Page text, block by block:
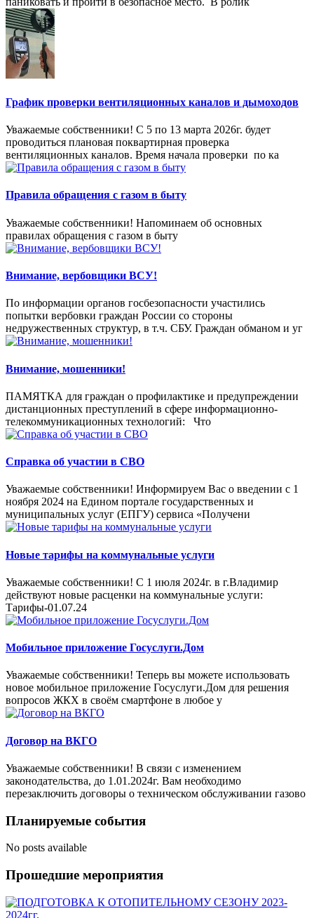
График проверки вентиляционных каналов и дымоходов
Уважаемые собственники! С 5 по 13 марта 2026г. будет
проводиться плановая поквартирная проверка
вентиляционных каналов. Время начала проверки по ка
Правила обращения с газом в быту
Уважаемые собственники! Напоминаем об основных
правилах обращения с газом в быту
Внимание, вербовщики ВСУ!
По информации органов госбезопасности участились
попытки вербовки граждан России со стороны
недружественных структур, в т.ч. СБУ. Граждан обманом и уг
Внимание, мошенники!
ПАМЯТКА для граждан о профилактике и предупреждении
дистанционных преступлений в сфере информационно-
телекоммуникационных технологий: Что
Справка об участии в СВО
Уважаемые собственники! Информируем Вас о введении с 1
ноября 2024 на Едином портале государственных и
муниципальных услуг (ЕПГУ) сервиса «Получени
Новые тарифы на коммунальные услуги
Уважаемые собственники! С 1 июля 2024г. в г.Владимир
действуют новые расценки на коммунальные услуги:
Тарифы-01.07.24
Мобильное приложение Госуслуги.Дом
Уважаемые собственники! Теперь вы можете использовать
новое мобильное приложение Госуслуги.Дом для решения
вопросов ЖКХ в своём смартфоне в любое у
Договор на ВКГО
Уважаемые собственники! В связи с изменением
законодательства, до 1.01.2024г. Вам необходимо
перезаключить договоры о техническом обслуживании газово
Планируемые события
No posts available
Прошедшие мероприятия